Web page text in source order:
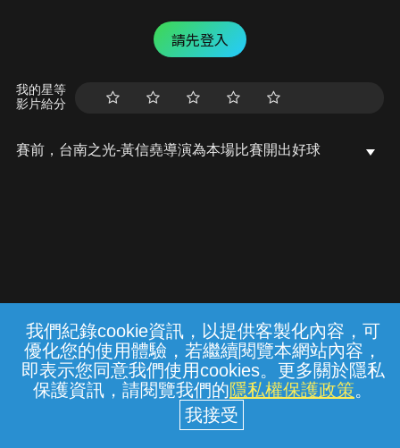
我們紀錄cookie資訊，以提供客製化內容，可
優化您的使用體驗，若繼續閱覽本網站內容，
即表示您同意我們使用cookies。更多關於隱私
保護資訊，請閱覽我們的隱私權保護政策。
請先登入
我的星等
影片給分
賽前，台南之光-黃信堯導演為本場比賽開出好球
常見問題 線上客服 服務條款 隱私權保護
中華電信股份有限公司個人家庭分公司
(統一編號：96979949) © 2026
{{notifyMsg}}